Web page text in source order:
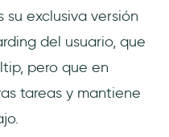
exclusiva versión
del usuario, que
pero que en
tareas y mantiene